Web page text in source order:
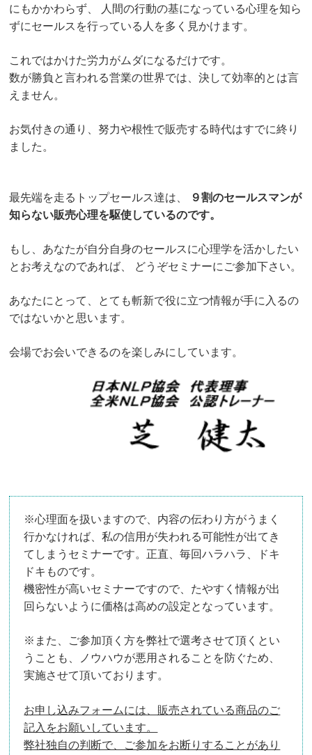
にもかかわらず、
人間の行動の基になっている心理を知ら
ずにセールスを行っている人を多く見かけます。
これではかけた労力がムダになるだけです。
数が勝負と言われる営業の世界では、決して効率的とは言
えません。
お気付きの通り、努力や根性で販売する時代はすでに終り
ました。
最先端を走るトップセールス達は、
９割のセールスマンが
知らない販売心理を駆使しているのです。
もし、あなたが自分自身のセールスに心理学を活かしたい
とお考えなのであれば、
どうぞセミナーにご参加下さい。
あなたにとって、とても斬新で役に立つ情報が手に入るの
ではないかと思います。
会場でお会いできるのを楽しみにしています。
※心理面を扱いますので、内容の伝わり方がうまく
行かなければ、私の信用が失われる可能性が出てき
てしまうセミナーです。正直、毎回ハラハラ、ドキ
ドキものです。
機密性が高いセミナーですので、たやすく情報が出
回らないように価格は高めの設定となっています。
※また、ご参加頂く方を弊社で選考させて頂くとい
うことも、ノウハウが悪用されることを防ぐため、
実施させて頂いております。
お申し込みフォームには、販売されている商品のご
記入をお願いしています。
弊社独自の判断で、ご参加をお断りすることがあり